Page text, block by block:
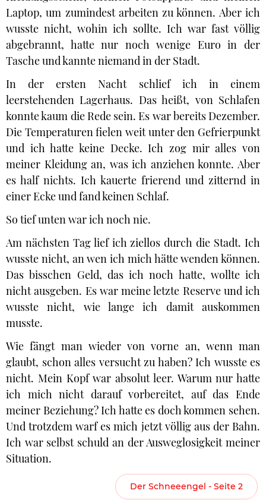
Laptop, um zumindest arbeiten zu können. Aber ich
wusste nicht, wohin ich sollte. Ich war fast völlig
abgebrannt, hatte nur noch wenige Euro in der
Tasche und kannte niemand in der Stadt.
In der ersten Nacht schlief ich in einem
leerstehenden Lagerhaus. Das heißt, von Schlafen
konnte kaum die Rede sein. Es war bereits Dezember.
Die Temperaturen fielen weit unter den Gefrierpunkt
und ich hatte keine Decke. Ich zog mir alles von
meiner Kleidung an, was ich anziehen konnte. Aber
es half nichts. Ich kauerte frierend und zitternd in
einer Ecke und fand keinen Schlaf.
So tief unten war ich noch nie.
Am nächsten Tag lief ich ziellos durch die Stadt. Ich
wusste nicht, an wen ich mich hätte wenden können.
Das bisschen Geld, das ich noch hatte, wollte ich
nicht ausgeben. Es war meine letzte Reserve und ich
wusste nicht, wie lange ich damit auskommen
musste.
Wie fängt man wieder von vorne an, wenn man
glaubt, schon alles versucht zu haben? Ich wusste es
nicht. Mein Kopf war absolut leer. Warum nur hatte
ich mich nicht darauf vorbereitet, auf das Ende
meiner Beziehung? Ich hatte es doch kommen sehen.
Und trotzdem warf es mich jetzt völlig aus der Bahn.
Ich war selbst schuld an der Ausweglosigkeit meiner
Situation.
Der Schneeengel - Seite 2